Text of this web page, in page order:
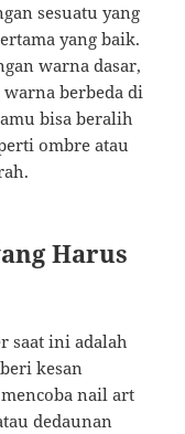
sesuatu yang
yang baik.
warna dasar,
berbeda di
bisa beralih
ombre atau
Harus
saat ini adalah
kesan
nail art
dedaunan